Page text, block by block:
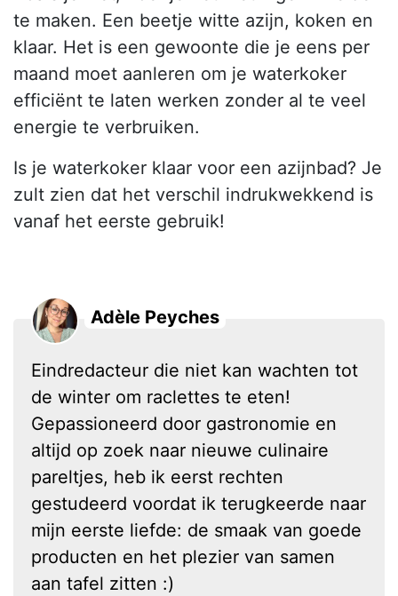
te maken. Een beetje witte azijn, koken en
klaar. Het is een gewoonte die je eens per
maand moet aanleren om je waterkoker
efficiënt te laten werken zonder al te veel
energie te verbruiken.
Is je waterkoker klaar voor een azijnbad? Je
zult zien dat het verschil indrukwekkend is
vanaf het eerste gebruik!
Adèle Peyches
Eindredacteur die niet kan wachten tot
de winter om raclettes te eten!
Gepassioneerd door gastronomie en
altijd op zoek naar nieuwe culinaire
pareltjes, heb ik eerst rechten
gestudeerd voordat ik terugkeerde naar
mijn eerste liefde: de smaak van goede
producten en het plezier van samen
aan tafel zitten :)